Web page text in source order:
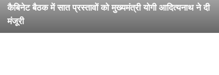
कैबिनेट बैठक में सात प्रस्तावों को मुख्यमंत्री योगी आदित्यनाथ ने दी
मंजूरी